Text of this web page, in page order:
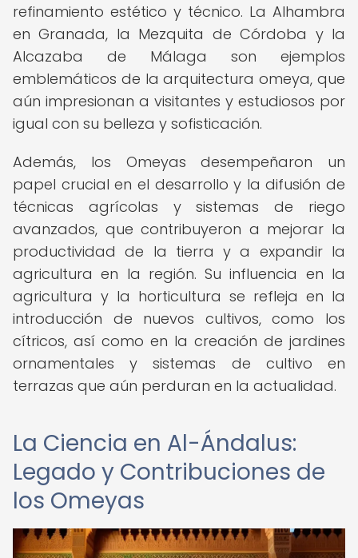
refinamiento estético y técnico. La Alhambra
en Granada, la Mezquita de Córdoba y la
Alcazaba de Málaga son ejemplos
emblemáticos de la arquitectura omeya, que
aún impresionan a visitantes y estudiosos por
igual con su belleza y sofisticación.
Además, los Omeyas desempeñaron un
papel crucial en el desarrollo y la difusión de
técnicas agrícolas y sistemas de riego
avanzados, que contribuyeron a mejorar la
productividad de la tierra y a expandir la
agricultura en la región. Su influencia en la
agricultura y la horticultura se refleja en la
introducción de nuevos cultivos, como los
cítricos, así como en la creación de jardines
ornamentales y sistemas de cultivo en
terrazas que aún perduran en la actualidad.
La Ciencia en Al-Ándalus:
Legado y Contribuciones de
los Omeyas